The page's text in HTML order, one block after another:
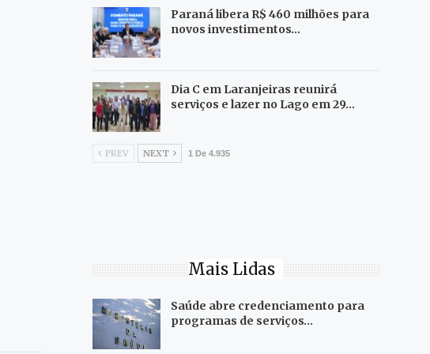
Paraná libera R$ 460 milhões para
novos investimentos…
Dia C em Laranjeiras reunirá
serviços e lazer no Lago em 29…
PREV NEXT 1 De 4.935
Mais Lidas
Saúde abre credenciamento para
programas de serviços…